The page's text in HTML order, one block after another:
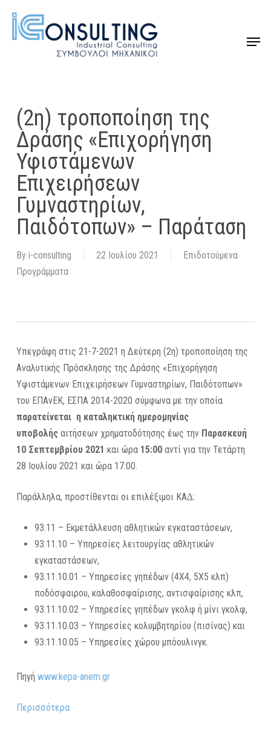
main
Menu
(2η) τροποποίηση της
Δράσης «Επιχορήγηση
Υφιστάμενων
Επιχειρήσεων
Γυμναστηρίων,
Παιδότοπων» – Παράταση
By i-consulting 22 Ιουλίου 2021
Επιδοτούμενα
Προγράμματα
Υπεγράφη στις 21-7-2021 η Δεύτερη (2η) τροποποίηση της
Αναλυτικής Πρόσκλησης της Δράσης «Επιχορήγηση
Υφιστάμενων Επιχειρήσεων Γυμναστηρίων, Παιδότοπων»
του ΕΠΑνΕΚ, ΕΣΠΑ 2014-2020 σύμφωνα με την οποία
παρατείνεται η καταληκτική ημερομηνίας
υποβολήςαιτήσεων χρηματοδότησης έως την Παρασκευή
10 Σεπτεμβρίου 2021 και ώρα 15:00αντί για την Τετάρτη
28 Ιουλίου 2021 και ώρα 17:00.
Παράλληλα, προστίθενται οι επιλέξιμοι ΚΑ∆:
93.11 – Εκμετάλλευση αθλητικών εγκαταστάσεων,
93.11.10 – Υπηρεσίες λειτουργίας αθλητικών
εγκαταστάσεων,
93.11.10.01 – Υπηρεσίες γηπέδων (4Χ4, 5Χ5 κλπ)
ποδόσφαιρου, καλαθοσφαίρισης, αντισφαίρισης κλπ,
93.11.10.02 – Υπηρεσίες γηπέδων γκολφ ή μίνι γκολφ,
93.11.10.03 – Υπηρεσίες κολυμβητηρίου (πισίνας) και
93.11.10.05 – Υπηρεσίες χώρου μπόουλινγκ.
Πηγή www.kepa-anem.gr
Περισσότερα
Close